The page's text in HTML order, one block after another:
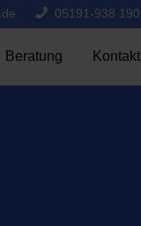
05191-938 190
Beratung Kontakt